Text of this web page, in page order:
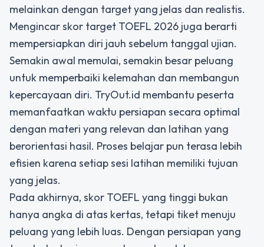
melainkan dengan target yang jelas dan realistis.
Mengincar skor target TOEFL 2026 juga berarti
mempersiapkan diri jauh sebelum tanggal ujian.
Semakin awal memulai, semakin besar peluang
untuk memperbaiki kelemahan dan membangun
kepercayaan diri. TryOut.id membantu peserta
memanfaatkan waktu persiapan secara optimal
dengan materi yang relevan dan latihan yang
berorientasi hasil. Proses belajar pun terasa lebih
efisien karena setiap sesi latihan memiliki tujuan
yang jelas.
Pada akhirnya, skor TOEFL yang tinggi bukan
hanya angka di atas kertas, tetapi tiket menuju
peluang yang lebih luas. Dengan persiapan yang